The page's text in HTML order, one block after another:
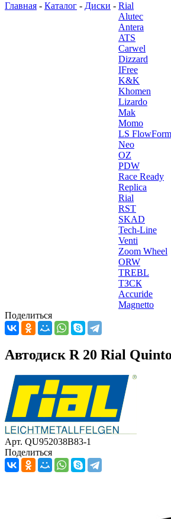
Главная - Каталог - Диски - Rial
Alutec
Antera
ATS
Carwel
Dizzard
IFree
K&K
Khomen
Lizardo
Mak
Momo
LS
Neo
OZ
PDW
Race Ready
Replica
Rial
RST
SKAD
Tech-Line
Venti
Zoom Wheel
ORW
TREBL
ТЗСК
Accuride
Magnetto
Поделиться
Автодиск R 20 Rial
Арт. QU952038B83-1
Поделиться